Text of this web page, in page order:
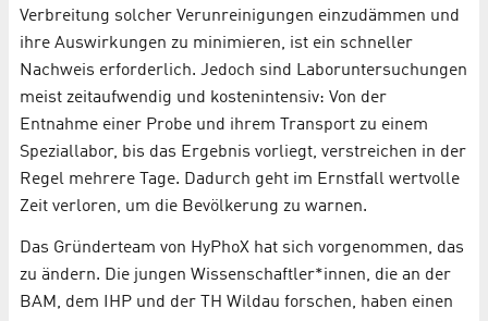
Verbreitung solcher Verunreinigungen einzudämmen und
ihre Auswirkungen zu minimieren, ist ein schneller
Nachweis erforderlich. Jedoch sind Laboruntersuchungen
meist zeitaufwendig und kostenintensiv: Von der
Entnahme einer Probe und ihrem Transport zu einem
Speziallabor, bis das Ergebnis vorliegt, verstreichen in der
Regel mehrere Tage. Dadurch geht im Ernstfall wertvolle
Zeit verloren, um die Bevölkerung zu warnen.
Das Gründerteam von HyPhoX hat sich vorgenommen, das
zu ändern. Die jungen Wissenschaftler*innen, die an der
BAM, dem IHP und der TH Wildau forschen, haben einen